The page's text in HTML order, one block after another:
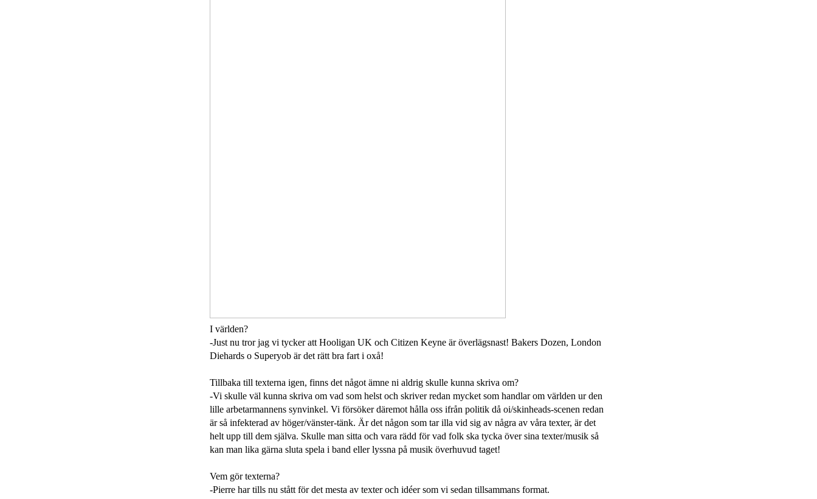
I världen?
-Just nu tror jag vi tycker att Hooligan UK och Citizen Keyne är överlägsnast! Bakers Dozen, London
Diehards o Superyob är det rätt bra fart i oxå!
Tillbaka till texterna igen, finns det något ämne ni aldrig skulle kunna skriva om?
-Vi skulle väl kunna skriva om vad som helst och skriver redan mycket som handlar om världen ur den
lille arbetarmannens synvinkel. Vi försöker däremot hålla oss ifrån politik då oi/skinheads-scenen redan
är så infekterad av höger/vänster-tänk. Är det någon som tar illa vid sig av några av våra texter, är det
helt upp till dem själva. Skulle man sitta och vara rädd för vad folk ska tycka över sina texter/musik så
kan man lika gärna sluta spela i band eller lyssna på musik överhuvud taget!
Vem gör texterna?
-Pierre har tills nu stått för det mesta av texter och idéer som vi sedan tillsammans format.